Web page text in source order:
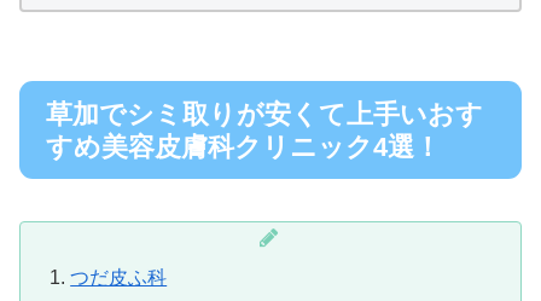
草加でシミ取りが安くて上手いおす
すめ美容皮膚科クリニック4選！
つだ皮ふ科